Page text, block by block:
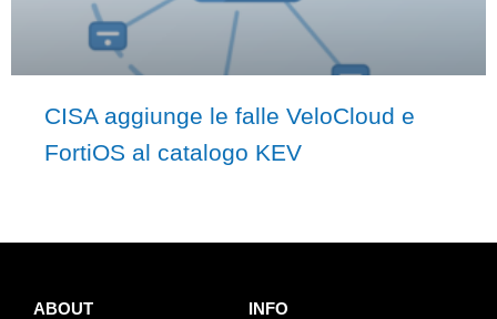
CISA aggiunge le falle VeloCloud e
FortiOS al catalogo KEV
ABOUT INFO